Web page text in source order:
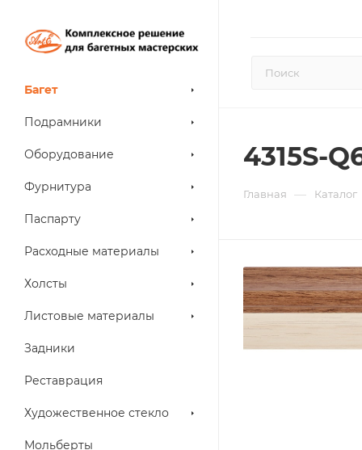
Багет
Подрамники
Оборудование
Фурнитура
Паспарту
Расходные материалы
Холсты
Листовые материалы
Задники
Реставрация
Художественное стекло
Мольберты
4315S-
Главная — Каталог